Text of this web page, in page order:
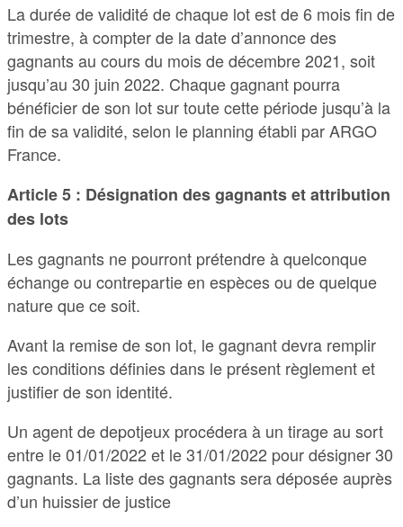
La durée de validité de chaque lot est de 6 mois fin de
trimestre, à compter de la date d’annonce des
gagnants au cours du mois de décembre 2021, soit
jusqu’au 30 juin 2022. Chaque gagnant pourra
bénéficier de son lot sur toute cette période jusqu’à la
fin de sa validité, selon le planning établi par ARGO
France.
Article 5 : Désignation des gagnants et attribution
des lots
Les gagnants ne pourront prétendre à quelconque
échange ou contrepartie en espèces ou de quelque
nature que ce soit.
Avant la remise de son lot, le gagnant devra remplir
les conditions définies dans le présent règlement et
justifier de son identité.
Un agent de depotjeux procédera à un tirage au sort
entre le 01/01/2022 et le 31/01/2022 pour désigner 30
gagnants. La liste des gagnants sera déposée auprès
d’un huissier de justice